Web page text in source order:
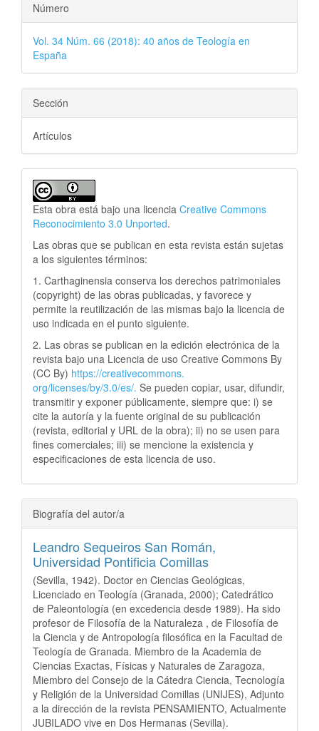
Número
Vol. 34 Núm. 66 (2018): 40 años de Teología en
España
Sección
Artículos
Esta obra está bajo una licencia Creative Commons
Reconocimiento 3.0 Unported.
Las obras que se publican en esta revista están sujetas
a los siguientes términos:
1. Carthaginensia conserva los derechos patrimoniales
(copyright) de las obras publicadas, y favorece y
permite la reutilización de las mismas bajo la licencia de
uso indicada en el punto siguiente.
2. Las obras se publican en la edición electrónica de la
revista bajo una Licencia de uso Creative Commons By
(CC By) https://creativecommons.
org/licenses/by/3.0/es/. Se pueden copiar, usar, difundir,
transmitir y exponer públicamente, siempre que: i) se
cite la autoría y la fuente original de su publicación
(revista, editorial y URL de la obra); ii) no se usen para
fines comerciales; iii) se mencione la existencia y
especificaciones de esta licencia de uso.
Biografía del autor/a
Leandro Sequeiros San Román,
Universidad Pontificia Comillas
(Sevilla, 1942). Doctor en Ciencias Geológicas,
Licenciado en Teología (Granada, 2000); Catedrático
de Paleontología (en excedencia desde 1989). Ha sido
profesor de Filosofía de la Naturaleza , de Filosofía de
la Ciencia y de Antropología filosófica en la Facultad de
Teología de Granada. Miembro de la Academia de
Ciencias Exactas, Físicas y Naturales de Zaragoza,
Miembro del Consejo de la Cátedra Ciencia, Tecnología
y Religión de la Universidad Comillas (UNIJES), Adjunto
a la dirección de la revista PENSAMIENTO, Actualmente
JUBILADO vive en Dos Hermanas (Sevilla).